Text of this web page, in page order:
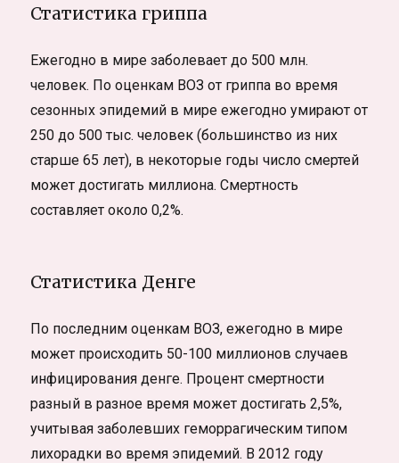
Статистика гриппа
Ежегодно в мире заболевает до 500 млн.
человек. По оценкам ВОЗ от гриппа во время
сезонных эпидемий в мире ежегодно умирают от
250 до 500 тыс. человек (большинство из них
старше 65 лет), в некоторые годы число смертей
может достигать миллиона. Смертность
составляет около 0,2%.
Статистика Денге
По последним оценкам ВОЗ, ежегодно в мире
может происходить 50-100 миллионов случаев
инфицирования денге. Процент смертности
разный в разное время может достигать 2,5%,
учитывая заболевших геморрагическим типом
лихорадки во время эпидемий. В 2012 году